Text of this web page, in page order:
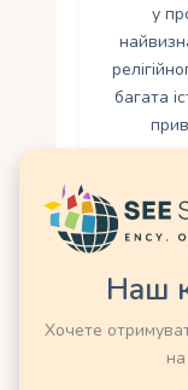
у
багата
Наш
Хочете